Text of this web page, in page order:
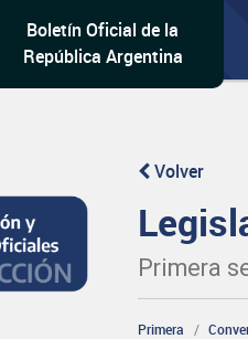
Boletín Oficial de la
República Argentina
Volver
Primera
Primera